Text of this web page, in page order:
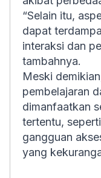
“Selain itu,
dapat
interaksi dan
tambahnya.
Meski
pembelajaran
dimanfaatkan
tertentu,
gangguan
yang